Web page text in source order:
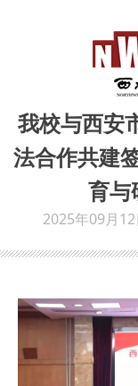
我校与西安
法合作共建
育与
2025年09月12